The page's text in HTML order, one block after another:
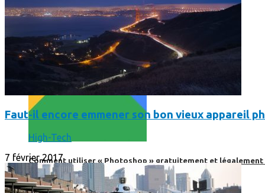
Comment utiliser « Photoshop » gratuitement et légalement
Faut-il encore emmener son bon vieux appareil
High-Tech
7 février 2017